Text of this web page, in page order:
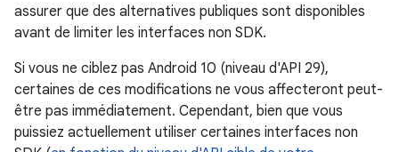
assurer que des alternatives publiques sont disponibles
avant de limiter les interfaces non SDK.
Si vous ne ciblez pas Android 10 (niveau d'API 29),
certaines de ces modifications ne vous affecteront peut-
être pas immédiatement. Cependant, bien que vous
puissiez actuellement utiliser certaines interfaces non